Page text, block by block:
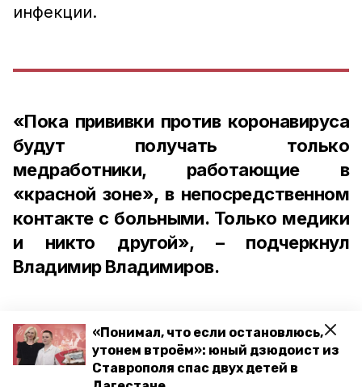
«Понимал, что если остановлюсь,
утонем втроём»: юный дзюдоист из
Ставрополя спас двух детей в
инфекции.
«Пока прививки против коронавируса
будут получать только
медработники, работающие в
«красной зоне», в непосредственном
контакте с больными. Только медики
и никто другой», – подчеркнул
Владимир Владимиров.
Губернатор Ставрополья также
добавил, что вся работа по вакцинации